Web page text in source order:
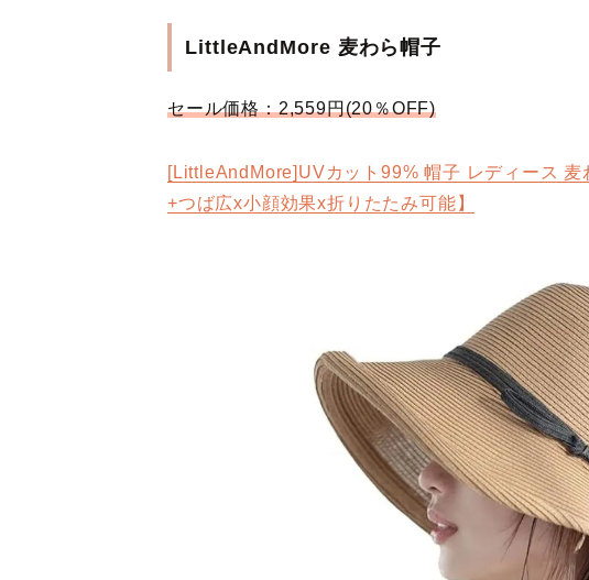
LittleAndMore 麦わら帽子
セール価格：2,559円(20％OFF)
[LittleAndMore]UVカット99% 帽子 レディース
+つば広x小顔効果x折りたたみ可能】